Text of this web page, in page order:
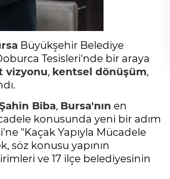
Büyükşehir Belediye
Tesisleri'nde bir araya
vizyonu, kentsel dönüşüm,
Biba, Bursa'nın en
konusunda yeni bir adım
"Kaçak Yapıyla Mücadele
söz konusu yapının
ve 17 ilçe belediyesinin